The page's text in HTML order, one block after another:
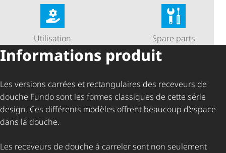
Utilisation Spare parts
Informations produit
Les versions carrées et rectangulaires des receveurs de
douche Fundo sont les formes classiques de cette série
design. Ces différents modèles offrent beaucoup d’espace
dans la douche.
Les receveurs de douche à carreler sont non seulement